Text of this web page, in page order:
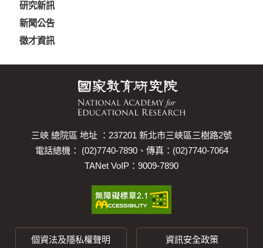
研究新訊
新聞公告
徵才資訊
三峽 總院區 地址 ：237201 新北市三峽區三樹路2號
電話總機： (02)7740-7890、傳真：(02)7740-7064
TANet VoIP：9009-7890
個資法及隱私權聲明 資訊安全政策